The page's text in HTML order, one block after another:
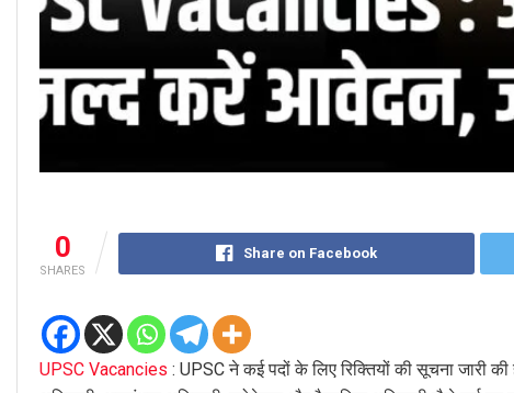
0
SHARES
Share on Facebook
UPSC Vacancies : UPSC ने कई पदों के लिए रिक्तियों की सूचना जारी